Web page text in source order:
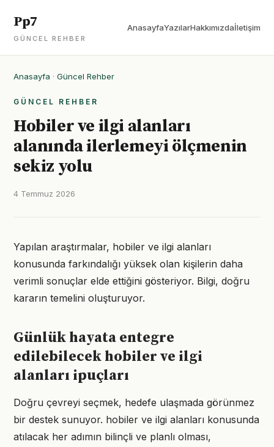
Pp7
GÜNCEL REHBER
AnasayfaYazılarHakkımızdaİletişim
Anasayfa · Güncel Rehber
GÜNCEL REHBER
Hobiler ve ilgi alanları
alanında ilerlemeyi ölçmenin
sekiz yolu
4 Temmuz 2026
Yapılan araştırmalar, hobiler ve ilgi alanları
konusunda farkındalığı yüksek olan kişilerin daha
verimli sonuçlar elde ettiğini gösteriyor. Bilgi, doğru
kararın temelini oluşturuyor.
Günlük hayata entegre
edilebilecek hobiler ve ilgi
alanları ipuçları
Doğru çevreyi seçmek, hedefe ulaşmada görünmez
bir destek sunuyor. hobiler ve ilgi alanları konusunda
atılacak her adımın bilinçli ve planlı olması,